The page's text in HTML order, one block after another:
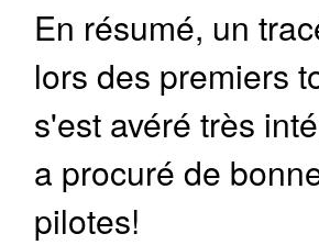
En résumé, un
lors des premiers
s'est avéré très
a procuré de
pilotes!